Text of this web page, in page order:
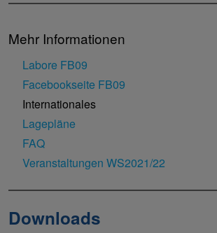
Mehr Informationen
Labore FB09
Facebookseite FB09
Internationales
Lagepläne
FAQ
Veranstaltungen WS2021/22
Downloads